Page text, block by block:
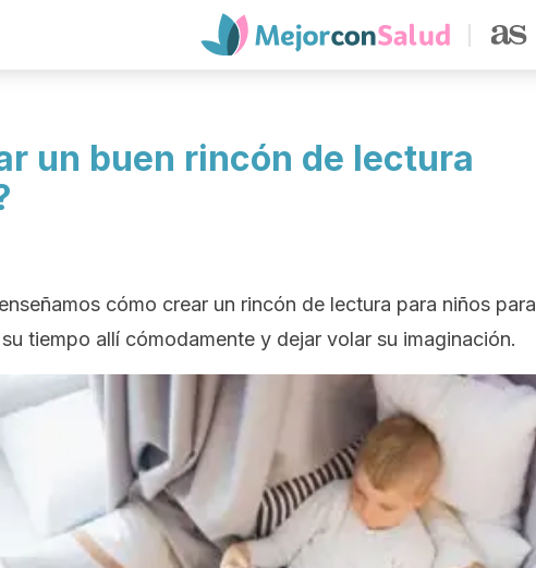
un buen rincón de lectura
cómo crear un rincón de lectura para niños para
tiempo allí cómodamente y dejar volar su imaginación.